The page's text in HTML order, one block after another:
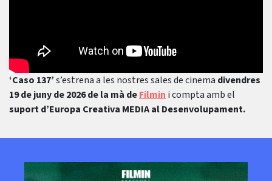
‘Caso 137’s’estrena a les nostres sales de cinema divendres
19 de juny de 2026 de la mà deFilmin i compta amb el
suport d’Europa Creativa MEDIA al Desenvolupament.